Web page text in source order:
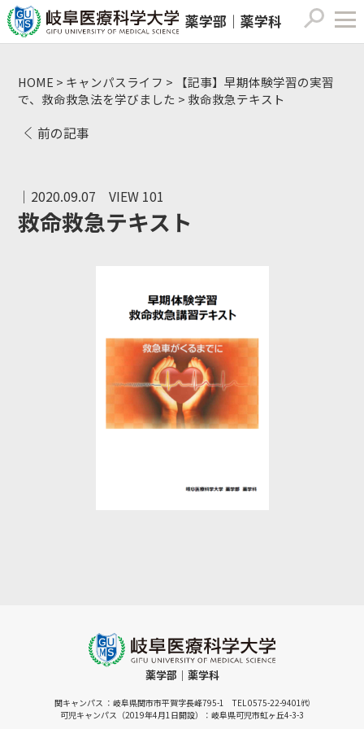
薬学部｜薬学科
HOME > キャンパスライフ >
【記事】早期体験学習の実習
で、救命救急法を学びました > 救命救急テキスト
前の記事
｜2020.09.07 VIEW 101
救命救急テキスト
薬学部｜薬学科
関キャンパス ：岐阜県関市市平賀字長峰795-1 TEL 0575-22-9401㈹
可児キャンパス（2019年4月1日開設）：岐阜県可児市虹ヶ丘4-3-3